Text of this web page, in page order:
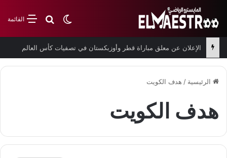
القائمةبحث عن
الوضع المظلم
الإعلان عن معلق مباراة قطر وأوزبكستان في تصفيات كأس العالم
الرئيسية / هدف الكويت
هدف الكويت